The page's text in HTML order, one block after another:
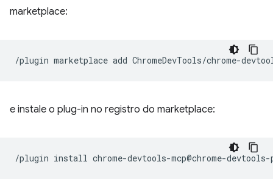
marketplace:
/plugin marketplace add
e instale o plug-in no registro do marketplace:
/plugin install